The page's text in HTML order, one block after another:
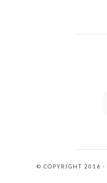
© COPYRIGHT 2016 ·